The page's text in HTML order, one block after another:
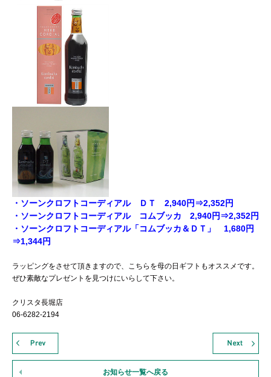
・ソーンクロフトコーディアル ＤＴ 2,940円⇒2,352円
・ソーンクロフトコーディアル コムブッカ 2,940円⇒2,352円
・ソーンクロフトコーディアル「コムブッカ＆ＤＴ」 1,680円
⇒1,344円
ラッピングをさせて頂きますので、こちらを母の日ギフトもオススメです。
ぜひ素敵なプレゼントを見つけにいらして下さい。
クリスタ長堀店
06-6282-2194
お知らせ一覧へ戻る